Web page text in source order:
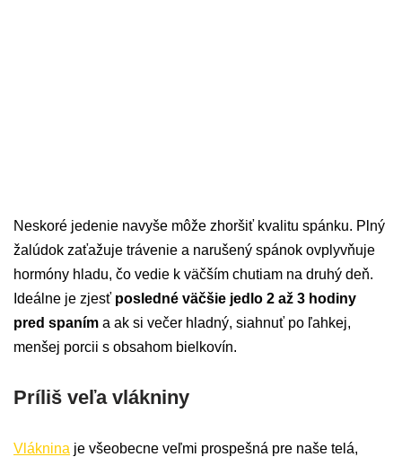
Neskoré jedenie navyše môže zhoršiť kvalitu spánku. Plný
žalúdok zaťažuje trávenie a narušený spánok ovplyvňuje
hormóny hladu, čo vedie k väčším chutiam na druhý deň.
Ideálne je zjesť posledné väčšie jedlo 2 až 3 hodiny
pred spaním a ak si večer hladný, siahnuť po ľahkej,
menšej porcii s obsahom bielkovín.
Príliš veľa vlákniny
Vláknina je všeobecne veľmi prospešná pre naše telá,